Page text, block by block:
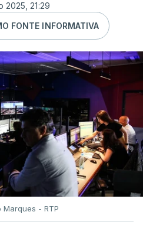
2025, 21:29
FONTE INFORMATIVA
Marques - RTP